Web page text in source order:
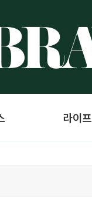
라이프